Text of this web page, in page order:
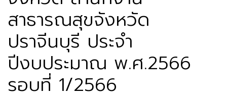
สาธารณสุขจังหวัด
ปราจีนบุรี ประจำ
ปีงบประมาณ พ.ศ.2566
รอบที่ 1/2566